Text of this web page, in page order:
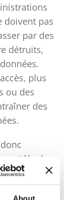
doivent pas
par des
détruits,
plus
ou des
des
là où
doit